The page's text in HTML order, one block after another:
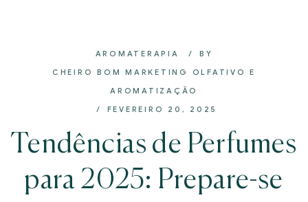
AROMATERAPIA
BY
CHEIRO BOM MARKETING OLFATIVO E
AROMATIZAÇÃO
FEVEREIRO 20, 2025
Tendências de Perfumes
para 2025: Prepare-se